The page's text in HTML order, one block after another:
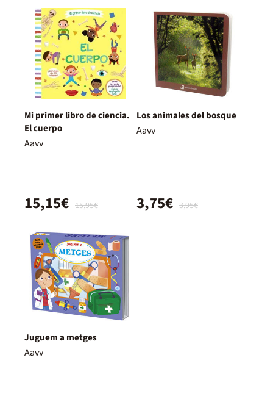
Mi primer libro de ciencia.
El cuerpo
Aavv
15,95€
15,15€
Los animales del bosque
Aavv
3,95€
3,75€
Juguem a metges
Aavv